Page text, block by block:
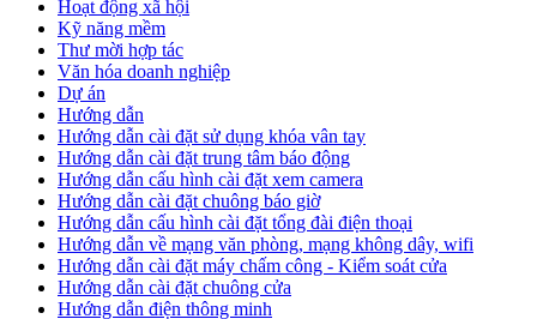
Hoạt động xã hội
Kỹ năng mềm
Thư mời hợp tác
Văn hóa doanh nghiệp
Dự án
Hướng dẫn
Hướng dẫn cài đặt sử dụng khóa vân tay
Hướng dẫn cài đặt trung tâm báo động
Hướng dẫn cấu hình cài đặt xem camera
Hướng dẫn cài đặt chuông báo giờ
Hướng dẫn cấu hình cài đặt tổng đài điện thoại
Hướng dẫn về mạng văn phòng, mạng không dây, wifi
Hướng dẫn cài đặt máy chấm công - Kiểm soát cửa
Hướng dẫn cài đặt chuông cửa
Hướng dẫn điện thông minh